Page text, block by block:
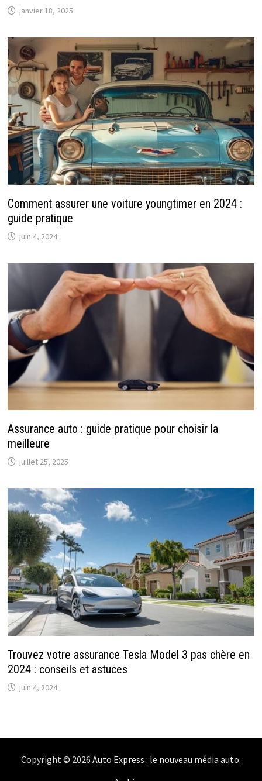
janvier 18, 2025
Comment assurer une voiture youngtimer en 2024 :
guide pratique
juin 4, 2024
Assurance auto : guide pratique pour choisir la
meilleure
juillet 25, 2025
Trouvez votre assurance Tesla Model 3 pas chère en
2024 : conseils et astuces
juin 4, 2024
Copyright © 2026 Auto Express : le nouveau média auto.